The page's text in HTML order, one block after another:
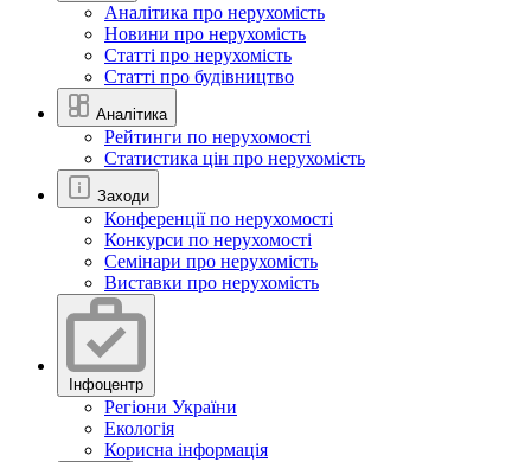
Аналітика про нерухомість
Новини про нерухомість
Статті про нерухомість
Статті про будівництво
Аналітика
Рейтинги по нерухомості
Статистика цін про нерухомість
Заходи
Конференції по нерухомості
Конкурси по нерухомості
Семінари про нерухомість
Виставки про нерухомість
Інфоцентр
Регіони України
Екологія
Корисна інформація